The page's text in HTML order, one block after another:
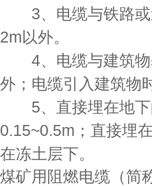
3、电缆与铁路或
2m以外。
4、电缆与建筑物
外；电缆引入建筑物
5、直接埋在地下
0.15~0.5m；直接埋
在冻土层下。
煤矿用阻燃电缆（简